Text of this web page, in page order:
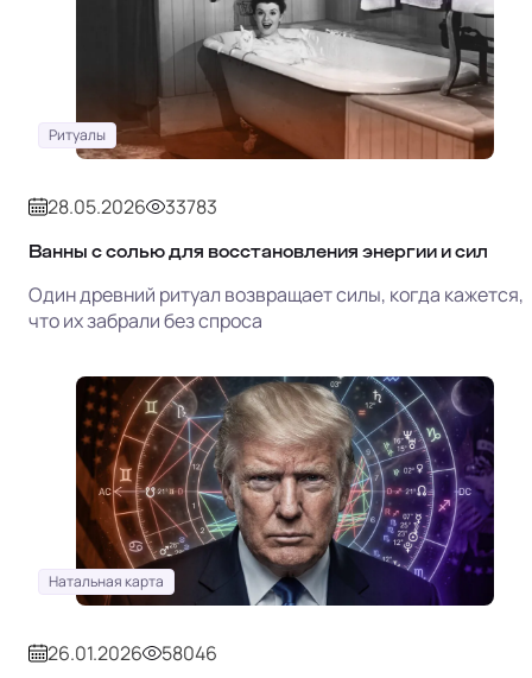
Ритуалы
28.05.2026 33783
Ванны с солью для восстановления энергии и сил
Один древний ритуал возвращает силы, когда кажется,
что их забрали без спроса
Натальная карта
26.01.2026 58046